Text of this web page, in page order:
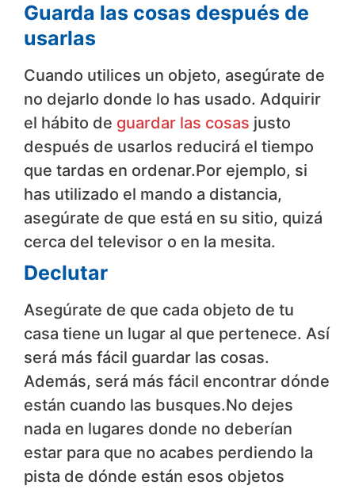
Guarda las cosas después de
usarlas
Cuando utilices un objeto, asegúrate de
no dejarlo donde lo has usado. Adquirir
el hábito de guardar las cosas justo
después de usarlos reducirá el tiempo
que tardas en ordenar.Por ejemplo, si
has utilizado el mando a distancia,
asegúrate de que está en su sitio, quizá
cerca del televisor o en la mesita.
Declutar
Asegúrate de que cada objeto de tu
casa tiene un lugar al que pertenece. Así
será más fácil guardar las cosas.
Además, será más fácil encontrar dónde
están cuando las busques.No dejes
nada en lugares donde no deberían
estar para que no acabes perdiendo la
pista de dónde están esos objetos